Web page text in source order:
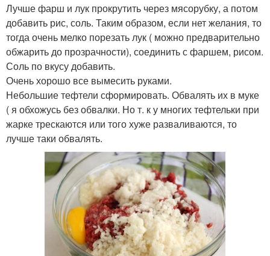
Лучше фарш и лук прокрутить через мясорубку, а потом
добавить рис, соль. Таким образом, если нет желания, то
тогда очень мелко порезать лук ( можно предварительно
обжарить до прозрачности), соединить с фаршем, рисом.
Соль по вкусу добавить.
Очень хорошо все вымесить руками.
Небольшие тефтели сформировать. Обвалять их в муке
( я обхожусь без обвалки. Но т. к у многих тефтельки при
жарке трескаются или того хуже разваливаются, то
лучше таки обвалять.